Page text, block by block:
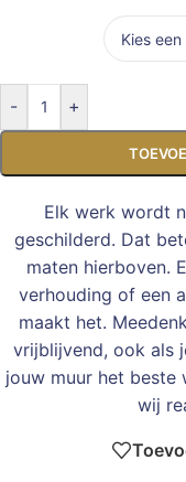
- +
Elk werk wordt
geschilderd. Dat
maten hierboven.
verhouding of een
maakt het.
vrijblijvend, ook als
jouw muur het beste
wij